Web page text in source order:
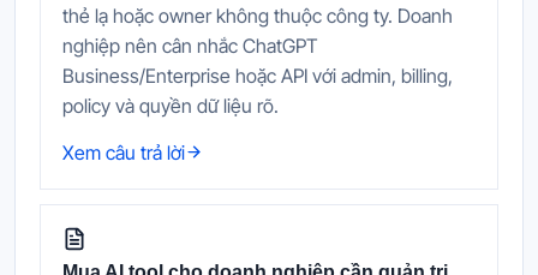
thẻ lạ hoặc owner không thuộc công ty. Doanh
nghiệp nên cân nhắc ChatGPT
Business/Enterprise hoặc API với admin, billing,
policy và quyền dữ liệu rõ.
Xem câu trả lời